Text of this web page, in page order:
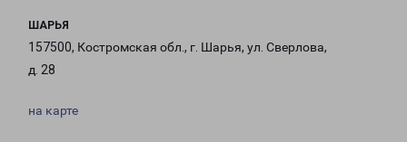
ШАРЬЯ
157500, Костромская обл., г. Шарья, ул. Сверлова,
д. 28
на карте